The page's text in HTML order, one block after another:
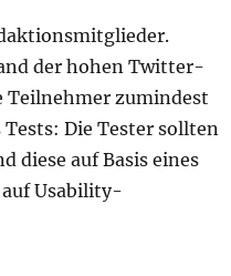
der hohen Twitter-
Teilnehmer zumindest
Die Tester sollten
diese auf Basis eines
Usability-